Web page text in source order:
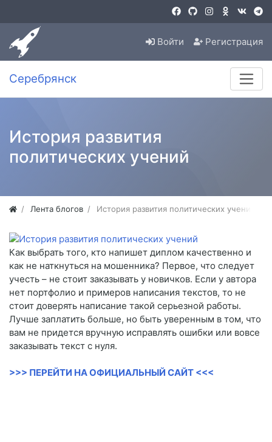
Войти Регистрация
Серебрянск
История развития
политических учений
Лента блогов История развития политических учений
Как выбрать того, кто напишет диплом качественно и
как не наткнуться на мошенника? Первое, что следует
учесть – не стоит заказывать у новичков. Если у автора
нет портфолио и примеров написания текстов, то не
стоит доверять написание такой серьезной работы.
Лучше заплатить больше, но быть уверенным в том, что
вам не придется вручную исправлять ошибки или вовсе
заказывать текст с нуля.
>>> ПЕРЕЙТИ НА ОФИЦИАЛЬНЫЙ САЙТ <<<